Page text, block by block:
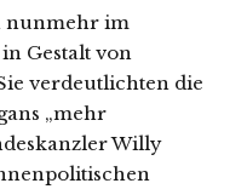
nunmehr im
Gestalt von
verdeutlichten die
„mehr
Willy